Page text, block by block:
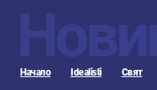
Начало Idealisti Свят